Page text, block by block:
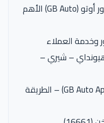
مقدمة: لماذا يعتبر توكيل غبور أوتو (GB Auto) الأهم
وخدمة العملاء
– شيري –
1. الحجز عبر تطبيق الهاتف (GB Auto App) – الطريقة